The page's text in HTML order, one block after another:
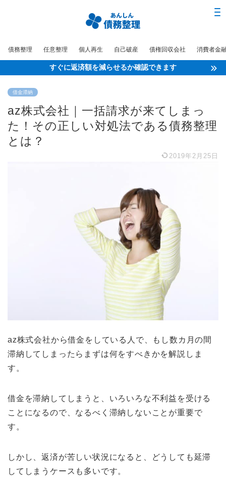
債務整理 任意整理 個人再生 自己破産 債権回収会社 消費者金
すぐに返済額を減らせるか確認できます
借金滞納
az株式会社｜一括請求が来てしまっ
た！その正しい対処法である債務整理
とは？
2019年2月25日
az株式会社から借金をしている人で、もし数カ月の間
滞納してしまったらまずは何をすべきかを解説しま
す。
借金を滞納してしまうと、いろいろな不利益を受ける
ことになるので、なるべく滞納しないことが重要で
す。
しかし、返済が苦しい状況になると、どうしても延滞
してしまうケースも多いです。